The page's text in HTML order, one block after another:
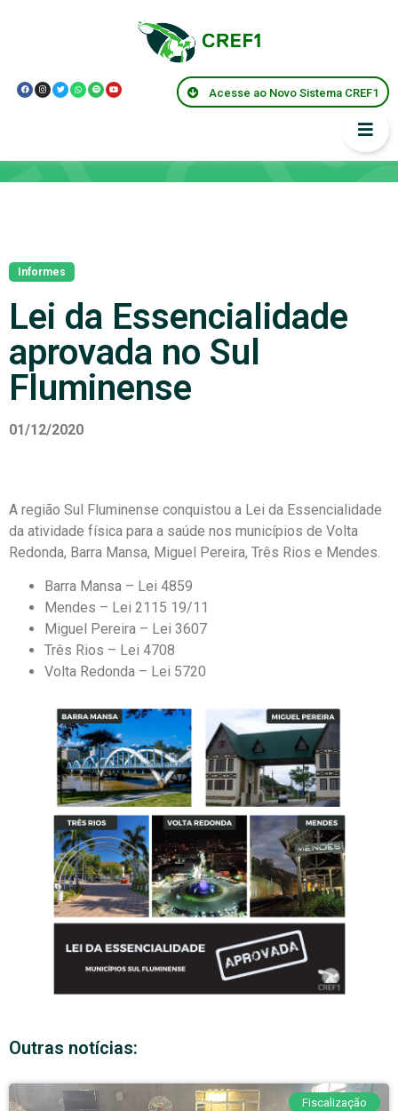
Acesse ao Novo Sistema CREF1
Informes
Lei da Essencialidade
aprovada no Sul
Fluminense
01/12/2020
A região Sul Fluminense conquistou a Lei da Essencialidade
da atividade física para a saúde nos municípios de Volta
Redonda, Barra Mansa, Miguel Pereira, Três Rios e Mendes.
Barra Mansa – Lei 4859
Mendes – Lei 2115 19/11
Miguel Pereira – Lei 3607
Três Rios – Lei 4708
Volta Redonda – Lei 5720
Outras notícias:
Fiscalização